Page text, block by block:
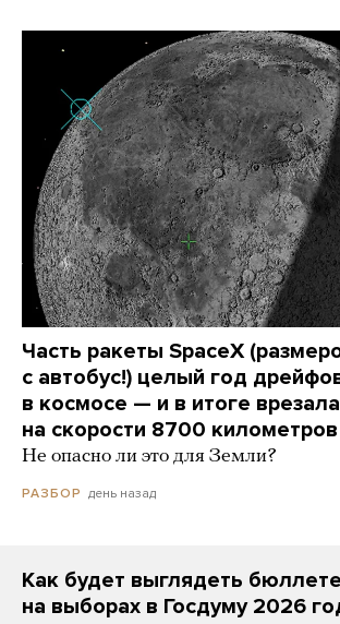
Часть ракеты SpaceX
с автобус!) целый год
в космосе — и в итоге
на скорости 8700
Не опасно ли это для Земли?
РАЗБОР день назад
Как будет выглядеть
на выборах в Госдуму 2026